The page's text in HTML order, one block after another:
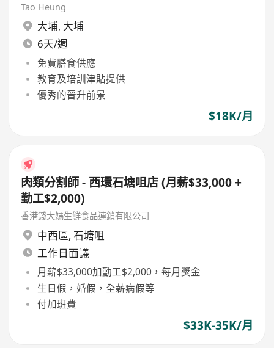
Tao Heung
大埔, 大埔
6天/週
免費膳食供應
教育及培訓津貼提供
優秀的晉升前景
$18K/月
肉類分割師 - 西環石塘咀店 (月薪$33,000 +
勤工$2,000)
香港錢大媽生鮮食品連鎖有限公司
中西區, 石塘咀
工作日面議
月薪$33,000加勤工$2,000，每月獎金
生日假，婚假，全薪病假等
付加班費
$33K-35K/月